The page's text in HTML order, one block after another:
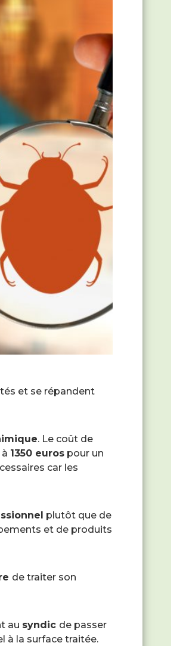
et se répandent
. Le coût de
1350 euros pour un
car les
plutôt que de
et de produits
de traiter son
au syndic de passer
à la surface traitée.